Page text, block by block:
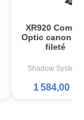
XR920
Optic canon
fileté
Shadow Systems
1 584,00 €